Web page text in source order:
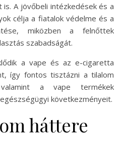
A jövőbeli intézkedések és a
célja a fiatalok védelme és a
miközben a felnőttek
szabadságát.
a vape és az e-cigaretta
így fontos tisztázni a tilalom
a vape termékek
következményeit.
háttere